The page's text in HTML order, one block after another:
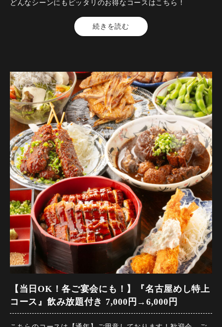
どんなシーンにもピッタリのお得なコースはこちら！
続きを読む
【料金】5000円（税込）
【飲み放題】有 約30品以上
【コース内容】
各ご宴会にぜひ！ご予約はお早めに！
クーポンの
【＋500円でお席3時間確約！（お食事付コース飲み放題90分
→150分）】
【 【コースにもう1品！】＋500円（お一人様）で「大エビ
フライ」追加！】と
あわせてご利用も！お得な限定プランとなっております！
【前菜】 本日の先付け
【冷菜】 手造りすくい豆富と豊浜産しらすの和風サラダ
【温菜】 国産牛すじ入り八丁味噌おでん3種盛り合わせ
【炭火】 知多豚の炭火焼～ねぎおろしポン酢～
【名物】 名古屋名物 どて味噌串かつ
【当日OK！各ご宴会にも！】『名古屋めし特上
コース』飲み放題付き 7,000円→6,000円